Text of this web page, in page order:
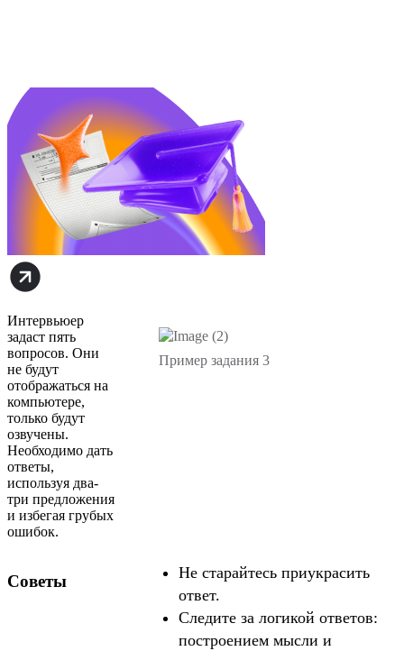
Интервьюер
задаст пять
вопросов. Они
не будут
ото‍бражаться на
компьютере,
только будут
озвучены.
Необходимо дать
ответы,
используя два-
три предложения
и избегая грубых
ошибок.
Пример задания 3
Советы
Не старайтесь приукрасить
ответ.
Следите за логикой ответов:
построением мысли и